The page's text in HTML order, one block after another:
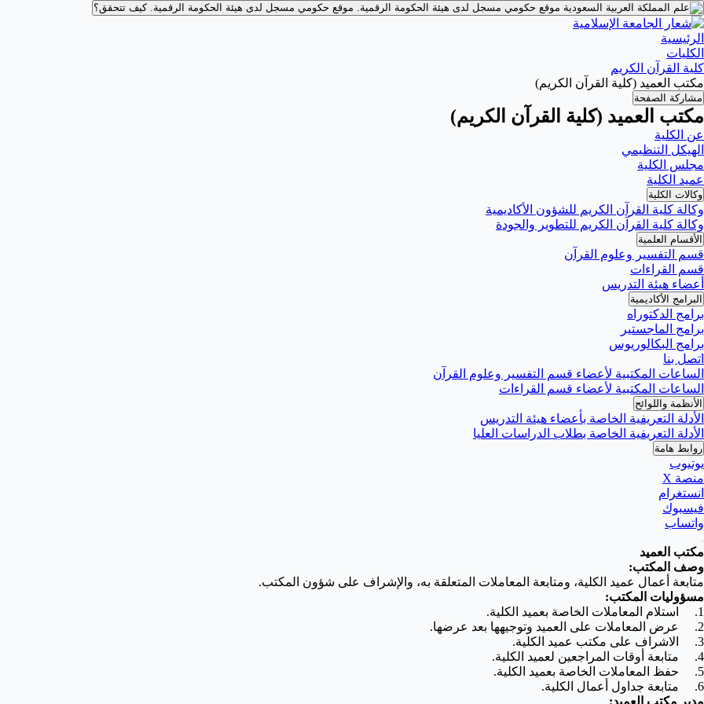
موقع حكومي مسجل لدى هيئة الحكومة الرقمية. موقع حكومي مسجل لدى هيئة الحكومة الرقمية.كيف تتحقق؟
الرئيسية
الكليات
كلية القرآن الكريم
مكتب العميد (كلية القرآن الكريم)
مشاركة الصفحة
مكتب العميد (كلية القرآن الكريم)
عن الكلية
الهيكل التنظيمي
مجلس الكلية
عميد الكلية
وكالات الكلية
وكالة كلية القرآن الكريم للشؤون الأكاديمية
وكالة كلية القرآن الكريم للتطوير والجودة
الأقسام العلمية
قسم التفسير وعلوم القرآن
قسم القراءات
أعضاء هيئة التدريس
البرامج الأكاديمية
برامج الدكتوراه
برامج الماجستير
برامج البكالوريوس
اتصل بنا
الساعات المكتبية لأعضاء قسم التفسير وعلوم القرآن
الساعات المكتبية لأعضاء قسم القراءات
الأنظمة واللوائح
الأدلة التعريفية الخاصة بأعضاء هيئة التدريس
الأدلة التعريفية الخاصة بطلاب الدراسات العليا
روابط هامة
يوتيوب
منصة X
انستغرام
فيسبوك
واتساب
مكتب العميد
وصف المكتب:
متابعة أعمال عميد الكلية، ومتابعة المعاملات المتعلقة به، والإشراف على شؤون المكتب.
مسؤوليات المكتب:
1. استلام المعاملات الخاصة بعميد الكلية.
2. عرض المعاملات على العميد وتوجيهها بعد عرضها.
3. الاشراف على مكتب عميد الكلية.
4. متابعة أوقات المراجعين لعميد الكلية.
5. حفظ المعاملات الخاصة بعميد الكلية.
6. متابعة جداول أعمال الكلية.
مدير مكتب العميد: